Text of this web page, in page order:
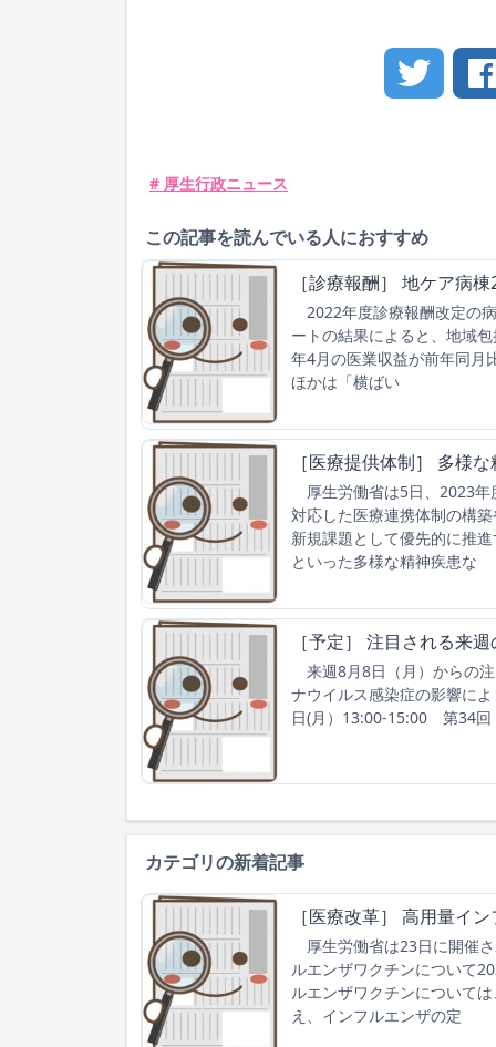
# 厚生行政ニュース
この記事を読んでいる人におすすめ
［診療報酬］ 地ケア病
2022年度診療報酬改定の
ートの結果によると、地域
年4月の医業収益が前年同月
ほかは「横ばい
［医療提供体制］ 多様
厚生労働省は5日、2023年
対応した医療連携体制の構
新規課題として優先的に推
といった多様な精神疾患な
［予定］ 注目される来
来週8月8日（月）からの
ナウイルス感染症の影響に
日(月）13:00-15:00 第34
カテゴリの新着記事
［医療改革］ 高用量イ
厚生労働省は23日に開催
ルエンザワクチンについて
ルエンザワクチンについて
え、インフルエンザの定